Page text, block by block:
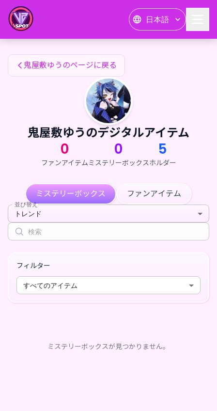
日本語
鬼屋敷ゆうのファンアイテム
鬼屋敷ゆうのページに戻る
鬼屋敷ゆうのデジタルアイテム
0
ファンアイテム
0
ミステリーボックス
5
ホルダー
ミステリーボックス ファンアイテム
並び替え
トレンド
フィルター
すべてのアイテム
ミステリーボックスが見つかりません。
鬼屋敷ゆうのファンアイテム — 24karat